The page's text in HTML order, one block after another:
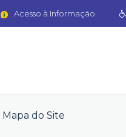
Acesso à Informação
Mapa do Site